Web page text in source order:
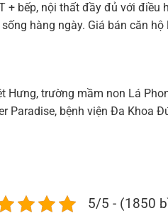
+ bếp, nội thất đầy đủ với điều
hàng ngày. Giá bán căn hộ
Hưng, trường mầm non Lá
Paradise, bệnh viện Đa Khoa
5/5 - (1850